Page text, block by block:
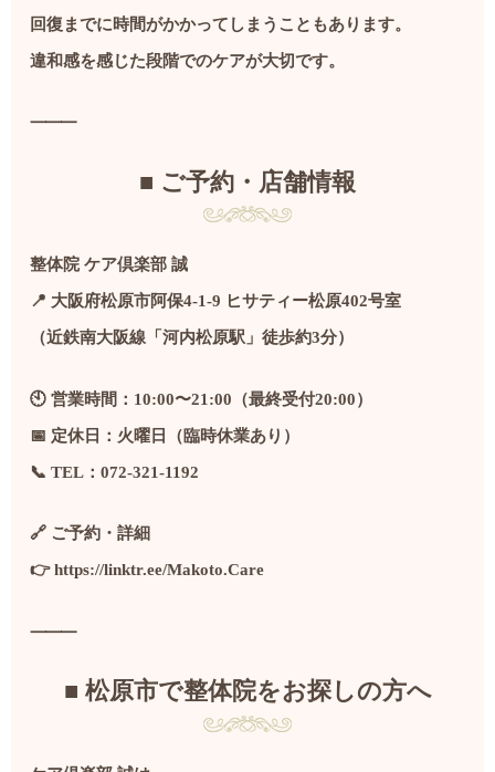
回復までに時間がかかってしまうこともあります。
違和感を感じた段階でのケアが大切です。
⸻
■ ご予約・店舗情報
整体院 ケア倶楽部 誠
📍 大阪府松原市阿保4-1-9 ヒサティー松原402号室
（近鉄南大阪線「河内松原駅」徒歩約3分）
🕙 営業時間：10:00〜21:00（最終受付20:00）
📅 定休日：火曜日（臨時休業あり）
📞 TEL：072-321-1192
🔗 ご予約・詳細
👉https://linktr.ee/Makoto.Care
⸻
■ 松原市で整体院をお探しの方へ